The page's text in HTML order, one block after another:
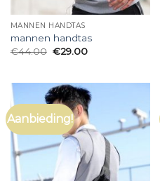
MANNEN HANDTAS
mannen handtas
€44.00 €29.00
Aanbieding!